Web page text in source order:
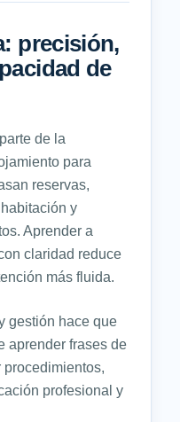
precisión,
de
de la
para
reservas,
y
Aprender a
claridad reduce
más fluida.
gestión hace que
aprender frases de
profesional y